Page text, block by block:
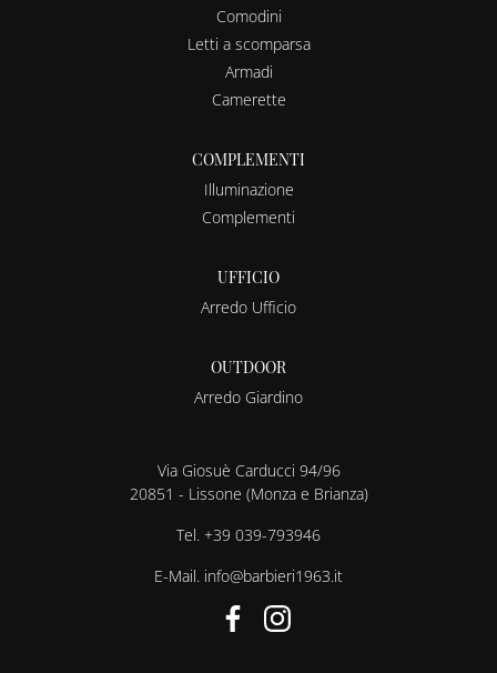
Comodini
Letti a scomparsa
Armadi
Camerette
COMPLEMENTI
Illuminazione
Complementi
UFFICIO
Arredo Ufficio
OUTDOOR
Arredo Giardino
Via Giosuè Carducci 94/96
20851 - Lissone (Monza e Brianza)
Tel. +39 039-793946
E-Mail. info@barbieri1963.it